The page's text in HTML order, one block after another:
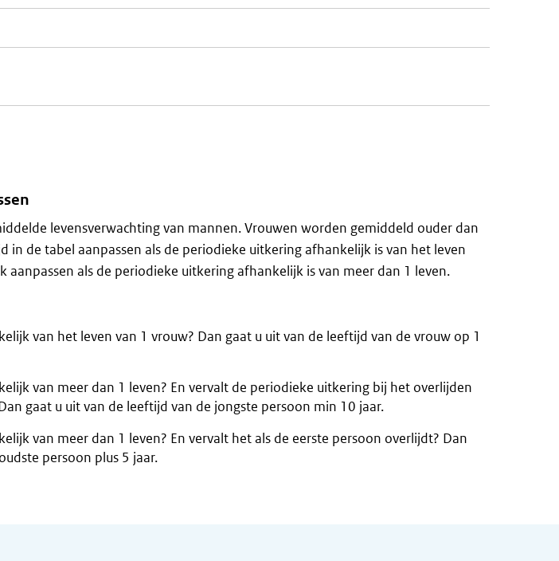
levensverwachting van mannen. Vrouwen worden gemiddeld ouder dan
in de tabel aanpassen als de periodieke uitkering afhankelijk is van het leven
aanpassen als de periodieke uitkering afhankelijk is van meer dan 1 leven.
van het leven van 1 vrouw? Dan gaat u uit van de leeftijd van de vrouw op 1
van meer dan 1 leven? En vervalt de periodieke uitkering bij het overlijden
gaat u uit van de leeftijd van de jongste persoon min 10 jaar.
van meer dan 1 leven? En vervalt het als de eerste persoon overlijdt? Dan
persoon plus 5 jaar.